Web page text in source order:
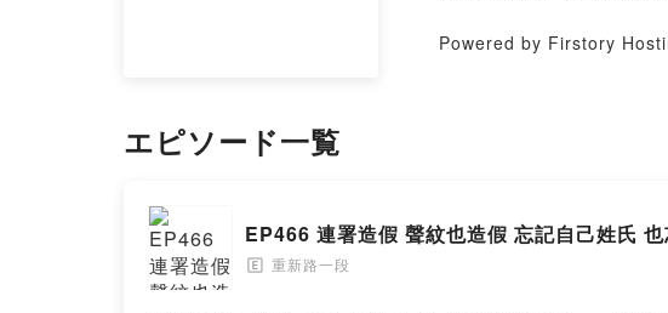
Powered by Firstory
エピソード一覧
EP466 連署造假 聲紋也造假 忘記自己姓氏
🄴 重新路一段